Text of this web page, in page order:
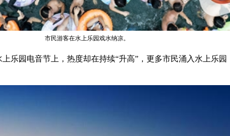
市民游客在水上乐园戏水纳凉。
乐园电音节上，热度却在持续“升高”，更多市民涌入水上乐